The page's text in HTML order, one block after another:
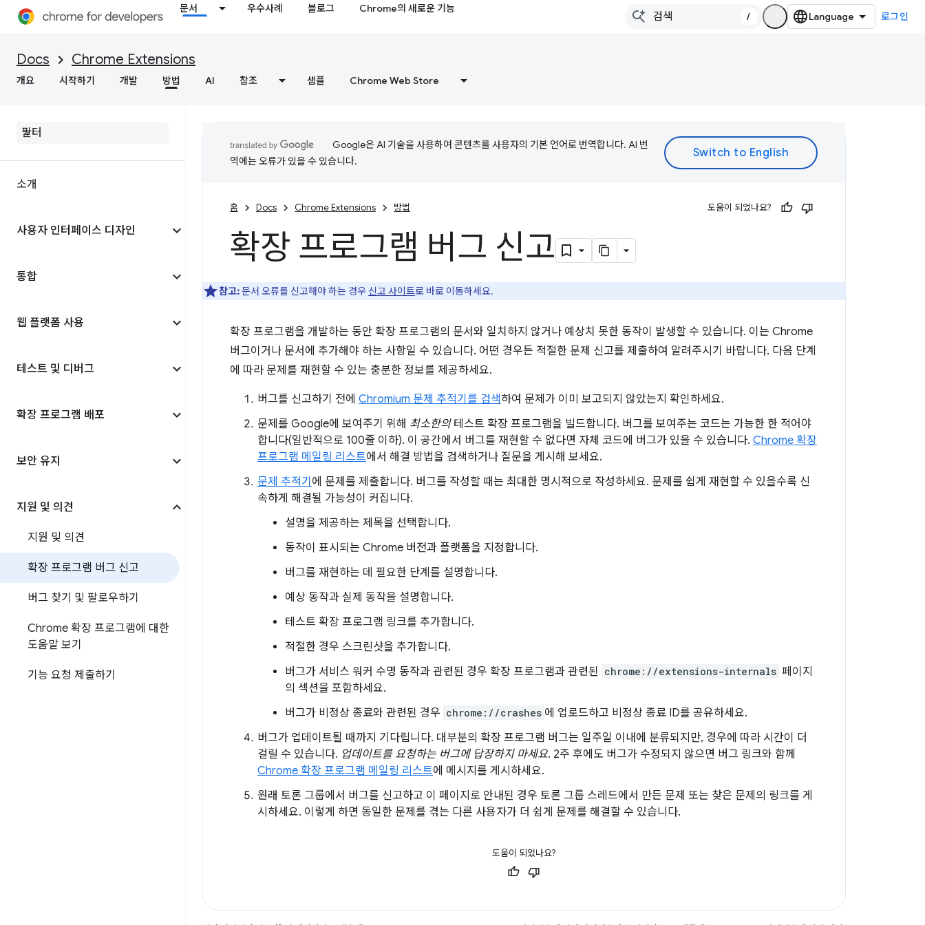
문서 우수사례 블로그 Chrome의 새로운 기능
/ 로그인
Docs Chrome Extensions
개요 시작하기 개발 방법 AI 참조 샘플 Chrome Web Store
소개
사용자 인터페이스 디자인
통합
웹 플랫폼 사용
테스트 및 디버그
확장 프로그램 배포
보안 유지
지원 및 의견
지원 및 의견
확장 프로그램 버그 신고
버그 찾기 및 팔로우하기
Chrome 확장 프로그램에 대한
도움말 보기
기능 요청 제출하기
Google은 AI 기술을 사용하여 콘텐츠를 사용자의 기본 언어로 번역합니다. AI 번
역에는 오류가 있을 수 있습니다.
홈 Docs Chrome Extensions 방법 도움이 되었나요?
확장 프로그램 버그 신고
참고:문서 오류를 신고해야 하는 경우 신고 사이트로 바로 이동하세요.
확장 프로그램을 개발하는 동안 확장 프로그램의 문서와 일치하지 않거나 예상치 못한 동작이 발생할 수 있습니다. 이는 Chrome
버그이거나 문서에 추가해야 하는 사항일 수 있습니다. 어떤 경우든 적절한 문제 신고를 제출하여 알려주시기 바랍니다. 다음 단계
에 따라 문제를 재현할 수 있는 충분한 정보를 제공하세요.
버그를 신고하기 전에 Chromium 문제 추적기를 검색하여 문제가 이미 보고되지 않았는지 확인하세요.
문제를 Google에 보여주기 위해 최소한의테스트 확장 프로그램을 빌드합니다. 버그를 보여주는 코드는 가능한 한 적어야
합니다(일반적으로 100줄 이하). 이 공간에서 버그를 재현할 수 없다면 자체 코드에 버그가 있을 수 있습니다. Chrome 확장
프로그램 메일링 리스트에서 해결 방법을 검색하거나 질문을 게시해 보세요.
문제 추적기 에 문제를 제출합니다. 버그를 작성할 때는 최대한 명시적으로 작성하세요. 문제를 쉽게 재현할 수 있을수록 신
속하게 해결될 가능성이 커집니다.
설명을 제공하는 제목을 선택합니다.
동작이 표시되는 Chrome 버전과 플랫폼을 지정합니다.
버그를 재현하는 데 필요한 단계를 설명합니다.
예상 동작과 실제 동작을 설명합니다.
테스트 확장 프로그램 링크를 추가합니다.
적절한 경우 스크린샷을 추가합니다.
버그가 서비스 워커 수명 동작과 관련된 경우 확장 프로그램과 관련된 chrome://extensions-internals 페이지
의 섹션을 포함하세요.
버그가 비정상 종료와 관련된 경우 chrome://crashes 에 업로드하고 비정상 종료 ID를 공유하세요.
버그가 업데이트될 때까지 기다립니다. 대부분의 확장 프로그램 버그는 일주일 이내에 분류되지만, 경우에 따라 시간이 더
걸릴 수 있습니다. 업데이트를 요청하는 버그에 답장하지 마세요. 2주 후에도 버그가 수정되지 않으면 버그 링크와 함께
Chrome 확장 프로그램 메일링 리스트에 메시지를 게시하세요.
원래 토론 그룹에서 버그를 신고하고 이 페이지로 안내된 경우 토론 그룹 스레드에서 만든 문제 또는 찾은 문제의 링크를 게
시하세요. 이렇게 하면 동일한 문제를 겪는 다른 사용자가 더 쉽게 문제를 해결할 수 있습니다.
도움이 되었나요?